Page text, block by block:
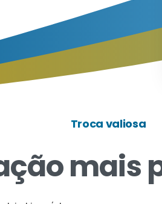
Troca valiosa
mais